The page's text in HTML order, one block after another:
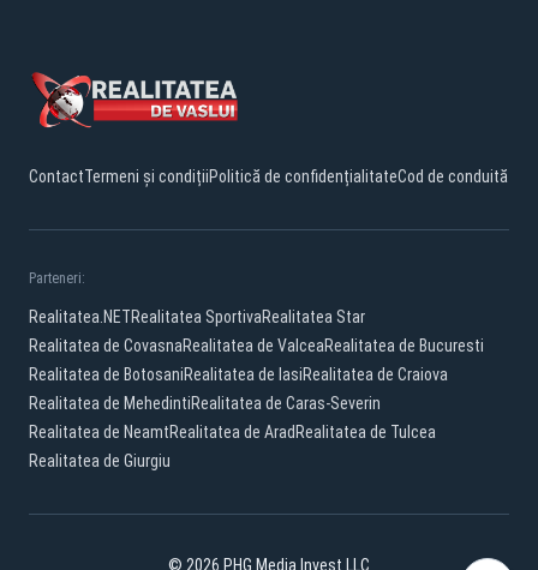
ContactTermeni și condițiiPolitică de confidențialitateCod de conduită
Parteneri:
Realitatea.NETRealitatea SportivaRealitatea Star
Realitatea de CovasnaRealitatea de ValceaRealitatea de Bucuresti
Realitatea de BotosaniRealitatea de IasiRealitatea de Craiova
Realitatea de MehedintiRealitatea de Caras-Severin
Realitatea de NeamtRealitatea de Arad Realitatea de Tulcea
Realitatea de Giurgiu
© 2026 PHG Media Invest LLC